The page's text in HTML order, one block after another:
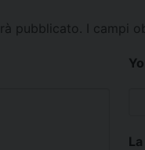
pubblicato. I campi